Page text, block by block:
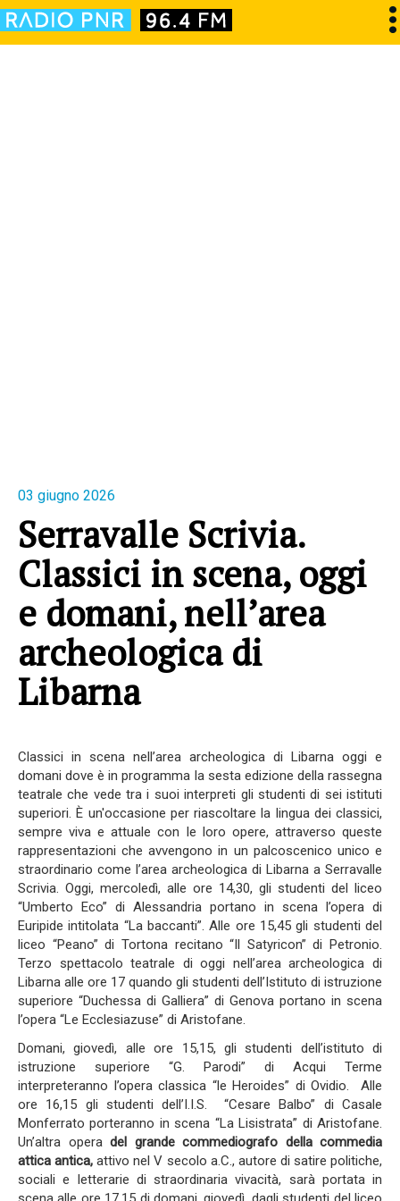
03 giugno 2026
Serravalle Scrivia.
Classici in scena, oggi
e domani, nell’area
archeologica di
Libarna
Classici in scena nell’area archeologica di Libarna oggi e
domani dove è in programma la sesta edizione della rassegna
teatrale che vede tra i suoi interpreti gli studenti di sei istituti
superiori. È un'occasione per riascoltare la lingua dei classici,
sempre viva e attuale con le loro opere, attraverso queste
rappresentazioni che avvengono in un palcoscenico unico e
straordinario come l’area archeologica di Libarna a Serravalle
Scrivia. Oggi, mercoledì, alle ore 14,30, gli studenti del liceo
“Umberto Eco” di Alessandria portano in scena l’opera di
Euripide intitolata “La baccanti”. Alle ore 15,45 gli studenti del
liceo “Peano” di Tortona recitano “Il Satyricon” di Petronio.
Terzo spettacolo teatrale di oggi nell’area archeologica di
Libarna alle ore 17 quando gli studenti dell’Istituto di istruzione
superiore “Duchessa di Galliera” di Genova portano in scena
l’opera “Le Ecclesiazuse” di Aristofane.
Domani, giovedì, alle ore 15,15, gli studenti dell’istituto di
istruzione superiore “G. Parodi” di Acqui Terme
interpreteranno l’opera classica “le Heroides” di Ovidio. Alle
ore 16,15 gli studenti dell’I.I.S. “Cesare Balbo” di Casale
Monferrato porteranno in scena “La Lisistrata” di Aristofane.
Un’altra opera del grande commediografo della commedia
attica antica, attivo nel V secolo a.C., autore di satire politiche,
sociali e letterarie di straordinaria vivacità, sarà portata in